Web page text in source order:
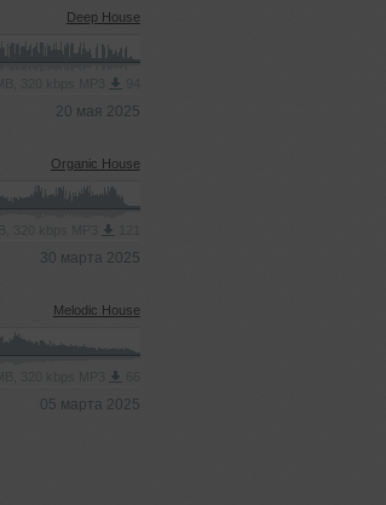
Deep House
20 мая 2025
Organic House
30 марта 2025
Melodic House
05 марта 2025